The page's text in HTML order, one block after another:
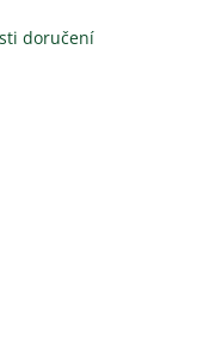
doručení